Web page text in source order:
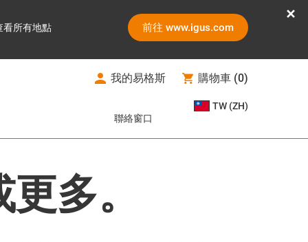
看所有地點 前往 www.igus.com
我的易格斯 購物車 (0)
聯絡窗口
TW (ZH)
多。